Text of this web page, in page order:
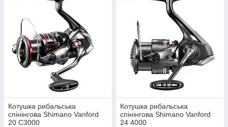
Котушка рибальська
спінінгова Shimano Vanford
20 C3000
Котушка рибальська
спінінгова Shimano Vanford
24 4000